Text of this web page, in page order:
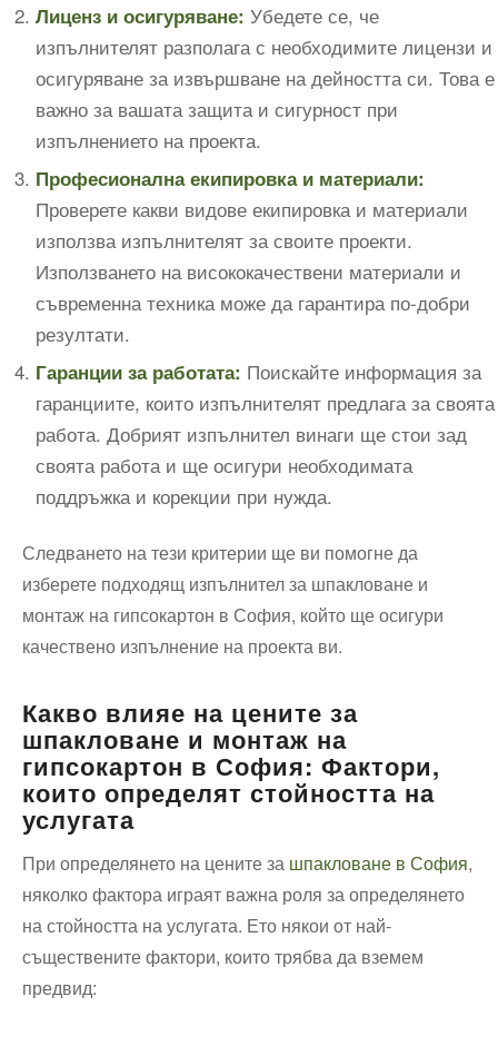
Лиценз и осигуряване: Убедете се, че
изпълнителят разполага с необходимите лицензи и
осигуряване за извършване на дейността си. Това е
важно за вашата защита и сигурност при
изпълнението на проекта.
Професионална екипировка и материали:
Проверете какви видове екипировка и материали
използва изпълнителят за своите проекти.
Използването на висококачествени материали и
съвременна техника може да гарантира по-добри
резултати.
Гаранции за работата: Поискайте информация за
гаранциите, които изпълнителят предлага за своята
работа. Добрият изпълнител винаги ще стои зад
своята работа и ще осигури необходимата
поддръжка и корекции при нужда.
Следването на тези критерии ще ви помогне да
изберете подходящ изпълнител за шпакловане и
монтаж на гипсокартон в София, който ще осигури
качествено изпълнение на проекта ви.
Какво влияе на цените за
шпакловане и монтаж на
гипсокартон в София: Фактори,
които определят стойността на
услугата
При определянето на цените за шпакловане в София,
няколко фактора играят важна роля за определянето
на стойността на услугата. Ето някои от най-
съществените фактори, които трябва да вземем
предвид: